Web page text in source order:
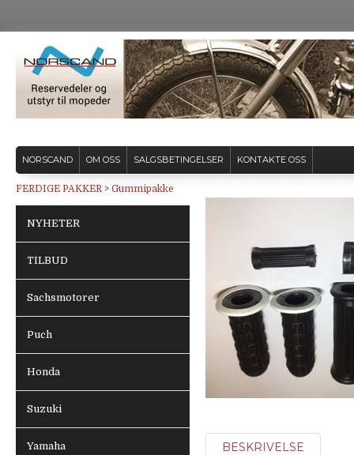
NORSCAND OM OSS SALGSBETINGELSER KONTAKTE OSS
FERDIGE PAKKER > Gummipakke
NYHETER
TILBUD
Sachsmotorer
Puch
Honda
Suzuki
Yamaha BESKRIVELSE